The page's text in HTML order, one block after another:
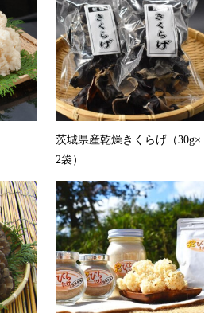
茨城県産乾燥きくらげ（30g×
2袋）